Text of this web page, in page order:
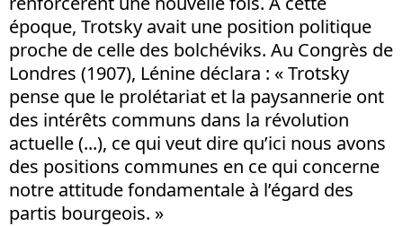
époque, Trotsky avait une position politique
proche de celle des bolchéviks. Au Congrès de
Londres (1907), Lénine déclara : « Trotsky
pense que le prolétariat et la paysannerie ont
des intérêts communs dans la révolution
actuelle (...), ce qui veut dire qu’ici nous avons
des positions communes en ce qui concerne
notre attitude fondamentale à l’égard des
partis bourgeois. »